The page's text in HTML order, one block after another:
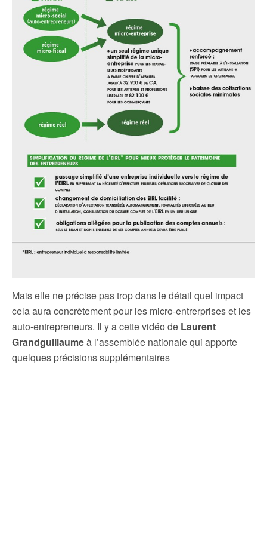
Mais elle ne précise pas trop dans le détail quel impact
cela aura concrètement pour les micro-entrerprises et les
auto-entrepreneurs. Il y a cette vidéo de Laurent
Grandguillaumeà l’assemblée nationale qui apporte
quelques précisions supplémentaires